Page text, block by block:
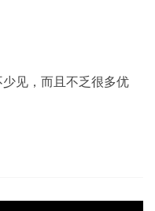
见，而且不乏很多优